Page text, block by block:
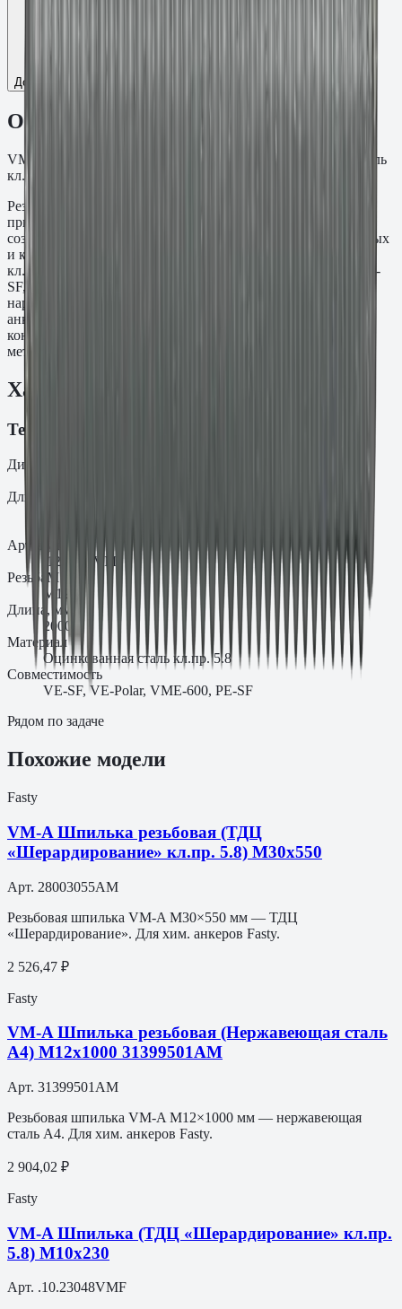
Добавить к сравнению
Описание
VM-A Шпилька резьба M12, L=2000 мм. Оцинкованная сталь
кл.пр. 5.8.
Резьбовая шпилька VM-A M12×2000 мм предназначена для
применения с химическими анкерными составами при
создании резьбовых точек крепления в бетонных, кирпичных
и каменных основаниях. Материал: Оцинкованная сталь
кл.пр. 5.8. Устанавливается совместно с составами Fasty VE-
SF, VE-Polar, VME-600 и PE-SF. При необходимости
нарезается по месту под нужную длину. Используется для
анкеровки закладных деталей, стоек, ограждений и
конструктивных узлов там, где требуется стандартный
метрический шаг резьбы без заводской головки.
Характеристики
Технические характеристики
Диаметр
Длина
Артикул
.12.2000VM
Резьба M
M12
Длина, мм
2000
Материал
Оцинкованная сталь кл.пр. 5.8
Совместимость
VE-SF, VE-Polar, VME-600, PE-SF
Рядом по задаче
Похожие модели
Fasty
VM-A Шпилька резьбовая (ТДЦ
«Шерардирование» кл.пр. 5.8) M30х550
Арт. 28003055AM
Резьбовая шпилька VM-A M30×550 мм — ТДЦ
«Шерардирование». Для хим. анкеров Fasty.
2 526,47 ₽
Fasty
VM-A Шпилька резьбовая (Нержавеющая сталь
A4) M12х1000 31399501АМ
Арт. 31399501АМ
Резьбовая шпилька VM-A M12×1000 мм — нержавеющая
сталь A4. Для хим. анкеров Fasty.
2 904,02 ₽
Fasty
VM-A Шпилька (ТДЦ «Шерардирование» кл.пр.
5.8) M10х230
Арт. .10.23048VMF